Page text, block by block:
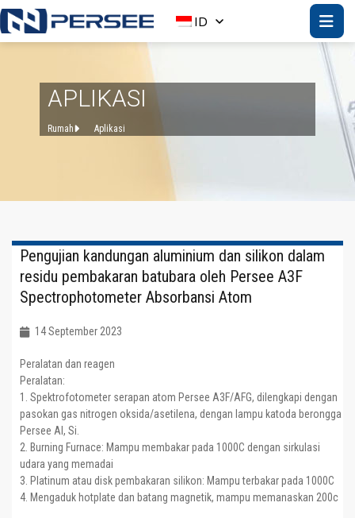
ID
APLIKASI
Rumah Aplikasi
Pengujian kandungan aluminium dan silikon dalam
residu pembakaran batubara oleh Persee A3F
Spectrophotometer Absorbansi Atom
14 September 2023
Peralatan dan reagen
Peralatan:
1. Spektrofotometer serapan atom Persee A3F/AFG, dilengkapi dengan
pasokan gas nitrogen oksida/asetilena, dengan lampu katoda berongga
Persee Al, Si.
2. Burning Furnace: Mampu membakar pada 1000C dengan sirkulasi
udara yang memadai
3. Platinum atau disk pembakaran silikon: Mampu terbakar pada 1000C
4. Mengaduk hotplate dan batang magnetik, mampu memanaskan 200c